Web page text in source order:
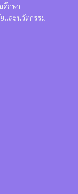
ศึกษา
และนวัตกรรม